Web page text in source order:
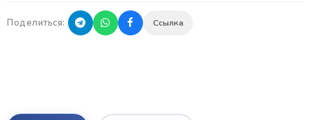
Поделиться: Ссылка